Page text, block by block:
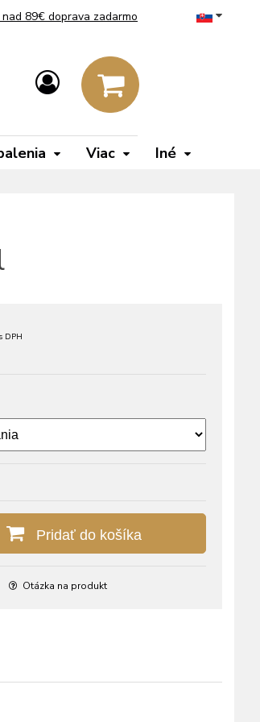
89€ doprava zadarmo
Viac Iné
s DPH
Pridať do košíka
Otázka na produkt